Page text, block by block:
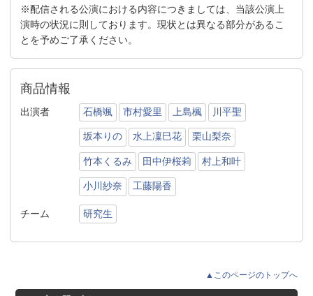
※配信される公演における内容につきましては、当該公演上
演時の状況に則しております。現状とは異なる部分があるこ
とを予めご了承ください。
商品情報
出演者 石橋颯 市村愛里 上島楓 川平聖
坂本りの 水上凜巳花 栗山梨奈
竹本くるみ 田中伊桜莉 村上和叶
小川紗奈 工藤陽香
チーム 研究生
▲このページのトップへ